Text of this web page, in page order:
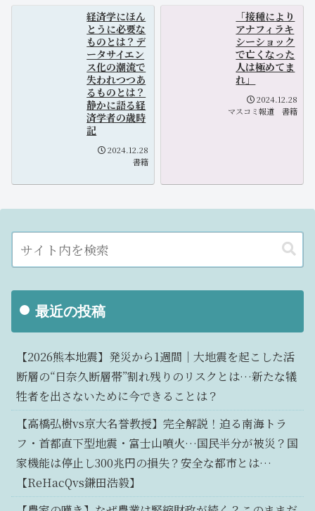
経済学にほん
とうに必要な
ものとは？デ
ータサイエン
ス化の潮流で
失われつつあ
るものとは？
静かに語る経
済学者の歳時
記
2024.12.28
書籍
「接種により
アナフィラキ
シーショック
で亡くなった
人は極めてま
れ」
2024.12.28
マスコミ報道
書籍
最近の投稿
【2026熊本地震】発災から1週間｜大地震を起こした活
断層の“日奈久断層帯”割れ残りのリスクとは…新たな犠
牲者を出さないために今できることは？
【高橋弘樹vs京大名誉教授】完全解説！迫る南海トラ
フ・首都直下型地震・富士山噴火…国民半分が被災？国
家機能は停止し300兆円の損失？安全な都市とは…
【ReHacQvs鎌田浩毅】